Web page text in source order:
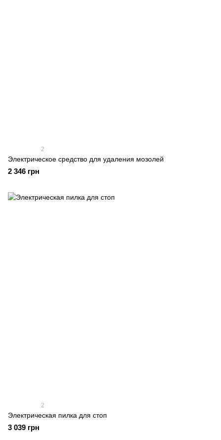
2
Электрическое средство для удаления мозолей
2 346 грн
2
Электрическая пилка для стоп
3 039 грн